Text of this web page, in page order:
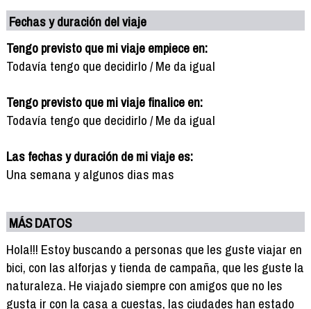
Fechas y duración del viaje
Tengo previsto que mi viaje empiece en:
Todavía tengo que decidirlo / Me da igual
Tengo previsto que mi viaje finalice en:
Todavía tengo que decidirlo / Me da igual
Las fechas y duración de mi viaje es:
Una semana y algunos dias mas
MÁS DATOS
Hola!!! Estoy buscando a personas que les guste viajar en
bici, con las alforjas y tienda de campaña, que les guste la
naturaleza. He viajado siempre con amigos que no les
gusta ir con la casa a cuestas, las ciudades han estado